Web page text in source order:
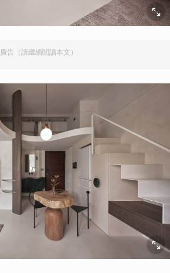
廣告（請繼續閱讀本文）